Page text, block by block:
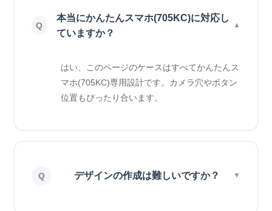
本当にかんたんスマホ(705KC)に対応し
ていますか？
はい、このページのケースはすべてかんたんス
マホ(705KC)専用設計です。カメラ穴やボタン
位置もぴったり合います。
デザインの作成は難しいですか？